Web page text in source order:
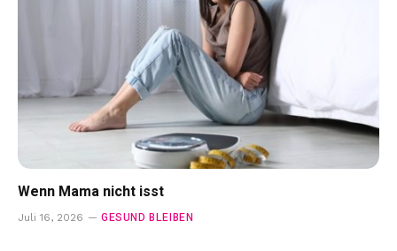
Wenn Mama nicht isst
Juli 16, 2026 GESUND BLEIBEN